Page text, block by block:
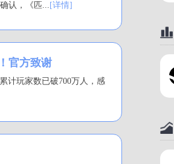
认，《匹... [详情]
官方致谢
计玩家数已破700万人，感